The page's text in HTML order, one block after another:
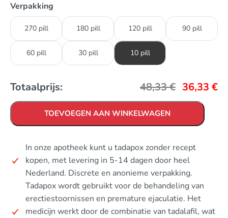
Verpakking
270 pill 180 pill 120 pill 90 pill
60 pill 30 pill 10 pill
Totaalprijs: 48,33€ 36,33 €
TOEVOEGEN AAN WINKELWAGEN
In onze apotheek kunt u tadapox zonder recept
kopen, met levering in 5-14 dagen door heel
Nederland. Discrete en anonieme verpakking.
Tadapox wordt gebruikt voor de behandeling van
erectiestoornissen en premature ejaculatie. Het
medicijn werkt door de combinatie van tadalafil, wat